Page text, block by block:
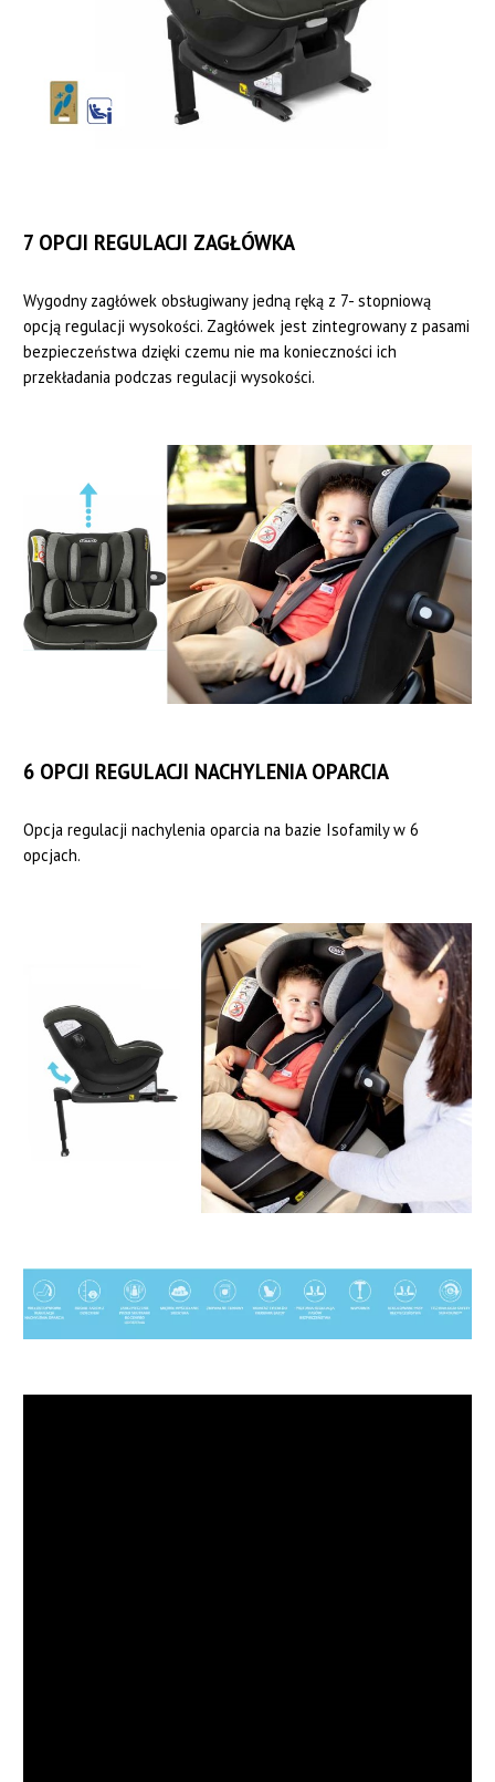
7 OPCJI REGULACJI ZAGŁÓWKA
Wygodny zagłówek obsługiwany jedną ręką z 7- stopniową
opcją regulacji wysokości. Zagłówek jest zintegrowany z pasami
bezpieczeństwa dzięki czemu nie ma konieczności ich
przekładania podczas regulacji wysokości.
6 OPCJI REGULACJI NACHYLENIA OPARCIA
Opcja regulacji nachylenia oparcia na bazie Isofamily w 6
opcjach.